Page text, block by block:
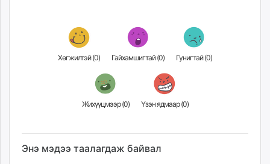
Хөгжилтэй (0) Гайхамшигтай (0) Гунигтай (0)
Жихүүцмээр (0) Үзэн ядмаар (0)
Энэ мэдээ таалагдаж байвал